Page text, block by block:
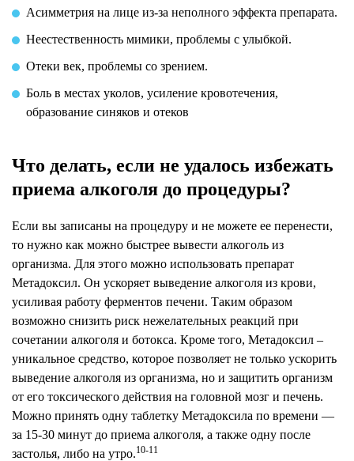
Асимметрия на лице из-за неполного эффекта препарата.
Неестественность мимики, проблемы с улыбкой.
Отеки век, проблемы со зрением.
Боль в местах уколов, усиление кровотечения,
образование синяков и отеков
Что делать, если не удалось избежать
приема алкоголя до процедуры?
Если вы записаны на процедуру и не можете ее перенести,
то нужно как можно быстрее вывести алкоголь из
организма. Для этого можно использовать препарат
Метадоксил. Он ускоряет выведение алкоголя из крови,
усиливая работу ферментов печени. Таким образом
возможно снизить риск нежелательных реакций при
сочетании алкоголя и ботокса. Кроме того, Метадоксил –
уникальное средство, которое позволяет не только ускорить
выведение алкоголя из организма, но и защитить организм
от его токсического действия на головной мозг и печень.
Можно принять одну таблетку Метадоксила по времени —
за 15-30 минут до приема алкоголя, а также одну после
застолья, либо на утро.10-11